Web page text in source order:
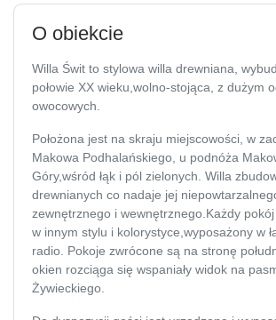
O obiekcie
Willa Świt to stylowa willa drewniana,
połowie XX wieku,wolno-stojąca, z dużym
owocowych.
Położona jest na skraju miejscowości, w
Makowa Podhalańskiego, u podnóża
Góry,wśród łąk i pól zielonych. Willa
drewnianych co nadaje jej
zewnętrznego i wewnętrznego.Każdy pokój
w innym stylu i kolorystyce,wyposażony w
radio. Pokoje zwrócone są na stronę
okien rozciąga się wspaniały widok na
Żywieckiego.